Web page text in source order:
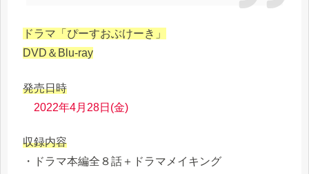
ドラマ「ぴーすおぶけーき」
DVD＆Blu-ray
発売日時
2022年4月28日(金)
収録内容
・ドラマ本編全８話＋ドラマメイキング